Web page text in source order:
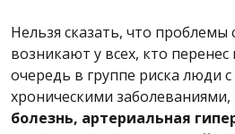
Нельзя сказать, что проблемы
возникают у всех, кто
очередь в группе риска люди
хроническими заболеваниями,
болезнь, артериальная